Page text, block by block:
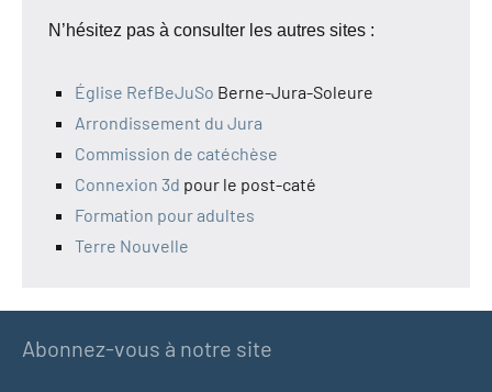
N’hésitez pas à consulter les autres sites :
Église RefBeJuSo Berne-Jura-Soleure
Arrondissement du Jura
Commission de catéchèse
Connexion 3d pour le post-caté
Formation pour adultes
Terre Nouvelle
Abonnez-vous à notre site